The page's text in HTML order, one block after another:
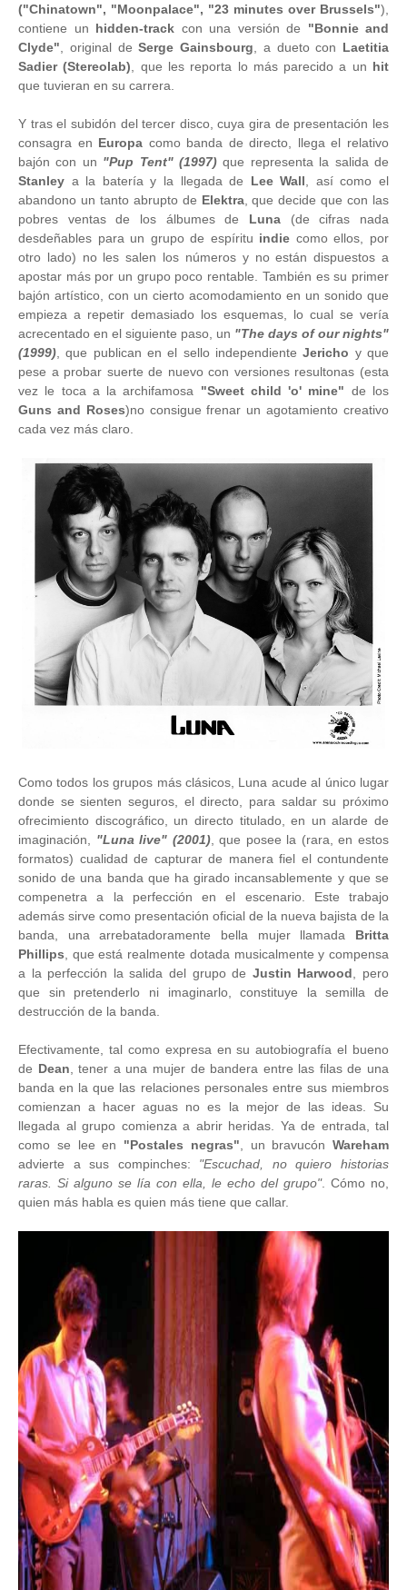
("Chinatown", "Moonpalace", "23 minutes over Brussels"),
contiene un hidden-track con una versión de "Bonnie and
Clyde", original deSerge Gainsbourg, a dueto con Laetitia
Sadier (Stereolab), que les reporta lo más parecido a un hit
que tuvieran en su carrera.
Y tras el subidón del tercer disco, cuya gira de presentación les
consagra en Europa como banda de directo, llega el relativo
bajón con un "Pup Tent" (1997) que representa la salida de
Stanley a la batería y la llegada de Lee Wall, así como el
abandono un tanto abrupto de Elektra, que decide que con las
pobres ventas de los álbumes de Luna (de cifras nada
desdeñables para un grupo de espíritu indie como ellos, por
otro lado) no les salen los números y no están dispuestos a
apostar más por un grupo poco rentable. También es su primer
bajón artístico, con un cierto acomodamiento en un sonido que
empieza a repetir demasiado los esquemas, lo cual se vería
acrecentado en el siguiente paso, un "The days of our nights"
(1999), que publican en el sello independienteJericho y que
pese a probar suerte de nuevo con versiones resultonas (esta
vez le toca a la archifamosa "Sweet child 'o' mine" de los
Guns and Roses)no consigue frenar un agotamiento creativo
cada vez más claro.
Como todos los grupos más clásicos, Luna acude al único lugar
donde se sienten seguros, el directo, para saldar su próximo
ofrecimiento discográfico, un directo titulado, en un alarde de
imaginación, "Luna live" (2001), que posee la (rara, en estos
formatos) cualidad de capturar de manera fiel el contundente
sonido de una banda que ha girado incansablemente y que se
compenetra a la perfección en el escenario. Este trabajo
además sirve como presentación oficial de la nueva bajista de la
banda, una arrebatadoramente bella mujer llamada Britta
Phillips, que está realmente dotada musicalmente y compensa
a la perfección la salida del grupo de Justin Harwood, pero
que sin pretenderlo ni imaginarlo, constituye la semilla de
destrucción de la banda.
Efectivamente, tal como expresa en su autobiografía el bueno
de Dean, tener a una mujer de bandera entre las filas de una
banda en la que las relaciones personales entre sus miembros
comienzan a hacer aguas no es la mejor de las ideas. Su
llegada al grupo comienza a abrir heridas. Ya de entrada, tal
como se lee en "Postales negras", un bravucón Wareham
advierte a sus compinches: "Escuchad, no quiero historias
raras. Si alguno se lía con ella, le echo del grupo". Cómo no,
quien más habla es quien más tiene que callar.